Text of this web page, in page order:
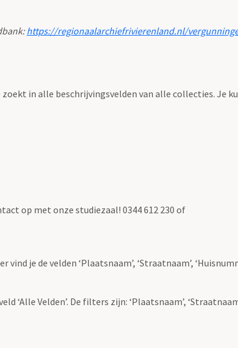
https://regionaalarchiefrivierenland.nl/
in alle beschrijvingsvelden van alle collecties. Je
op met onze studiezaal! 0344 612 230 of
je de velden ‘Plaatsnaam’, ‘Straatnaam’,
Velden’. De filters zijn: ‘Plaatsnaam’,